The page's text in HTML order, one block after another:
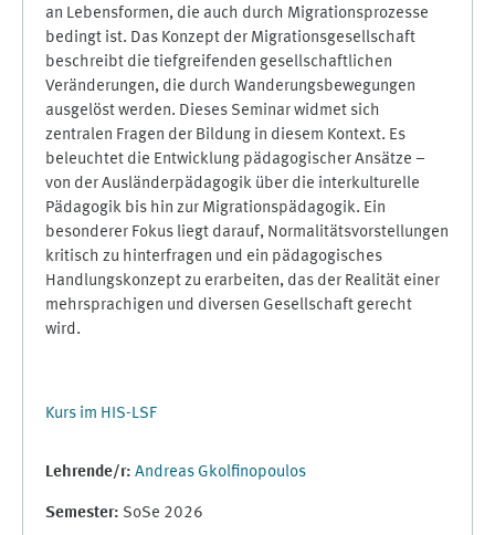
an Lebensformen, die auch durch Migrationsprozesse
bedingt ist. Das Konzept der Migrationsgesellschaft
beschreibt die tiefgreifenden gesellschaftlichen
Veränderungen, die durch Wanderungsbewegungen
ausgelöst werden. Dieses Seminar widmet sich
zentralen Fragen der Bildung in diesem Kontext. Es
beleuchtet die Entwicklung pädagogischer Ansätze –
von der Ausländerpädagogik über die interkulturelle
Pädagogik bis hin zur Migrationspädagogik. Ein
besonderer Fokus liegt darauf, Normalitätsvorstellungen
kritisch zu hinterfragen und ein pädagogisches
Handlungskonzept zu erarbeiten, das der Realität einer
mehrsprachigen und diversen Gesellschaft gerecht
wird.
Kurs im HIS-LSF
Lehrende/r: Andreas Gkolfinopoulos
Semester: SoSe 2026